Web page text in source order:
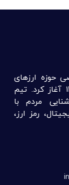
حوزه ارزهای
دیجیتال، فعالیت خود را از تیر ماه ۱۳۹۸ آغاز کرد. تیم
مردم با
رمز ارز،